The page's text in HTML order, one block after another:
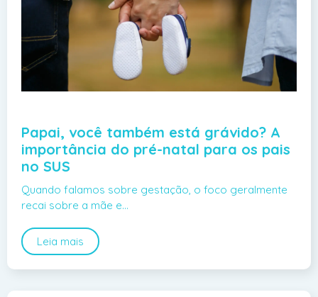
Papai, você também está grávido? A
importância do pré-natal para os pais
no SUS
Quando falamos sobre gestação, o foco geralmente
recai sobre a mãe e…
Leia mais